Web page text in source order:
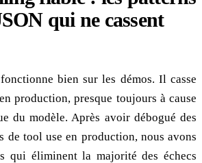
qui ne cassent
bien sur les démos. Il casse
production, presque toujours à cause
du modèle. Après avoir débogué des
de tool use en production, nous avons
qui éliminent la majorité des échecs